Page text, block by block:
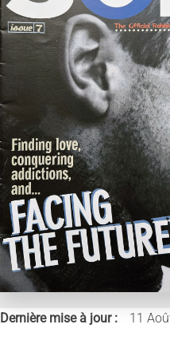
Dernière mise à jour : 11